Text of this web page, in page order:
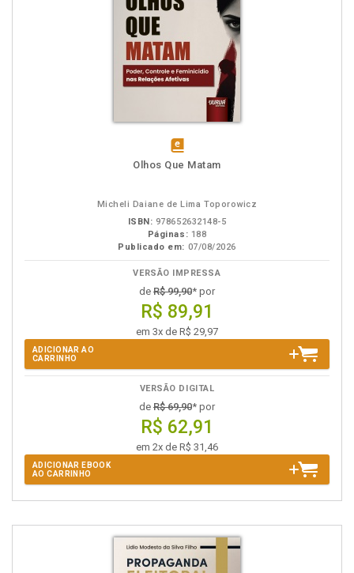
disponível
Olhos Que Matam
Micheli Daiane de Lima Toporowicz
ISBN: 978652632148-5
Páginas: 188
Publicado em: 07/08/2026
VERSÃO IMPRESSA
de R$ 99,90* por
R$ 89,91
em 3x de R$ 29,97
ADICIONAR AO
CARRINHO
VERSÃO DIGITAL
de R$ 69,90* por
R$ 62,91
em 2x de R$ 31,46
ADICIONAR EBOOK
AO CARRINHO